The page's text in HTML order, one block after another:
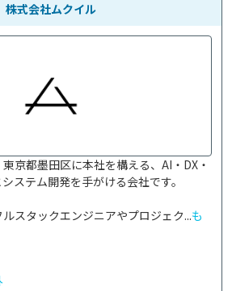
株式会社ムクイル
京都墨田区に本社を構える、AI・DX・
ステム開発を手がける会社です。
スタックエンジニアやプロジェク...も